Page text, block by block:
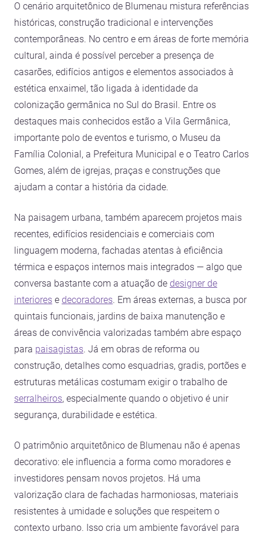
O cenário arquitetônico de Blumenau mistura referências
históricas, construção tradicional e intervenções
contemporâneas. No centro e em áreas de forte memória
cultural, ainda é possível perceber a presença de
casarões, edifícios antigos e elementos associados à
estética enxaimel, tão ligada à identidade da
colonização germânica no Sul do Brasil. Entre os
destaques mais conhecidos estão a Vila Germânica,
importante polo de eventos e turismo, o Museu da
Família Colonial, a Prefeitura Municipal e o Teatro Carlos
Gomes, além de igrejas, praças e construções que
ajudam a contar a história da cidade.
Na paisagem urbana, também aparecem projetos mais
recentes, edifícios residenciais e comerciais com
linguagem moderna, fachadas atentas à eficiência
térmica e espaços internos mais integrados — algo que
conversa bastante com a atuação de designer de
interiores e decoradores. Em áreas externas, a busca por
quintais funcionais, jardins de baixa manutenção e
áreas de convivência valorizadas também abre espaço
para paisagistas. Já em obras de reforma ou
construção, detalhes como esquadrias, gradis, portões e
estruturas metálicas costumam exigir o trabalho de
serralheiros, especialmente quando o objetivo é unir
segurança, durabilidade e estética.
O patrimônio arquitetônico de Blumenau não é apenas
decorativo: ele influencia a forma como moradores e
investidores pensam novos projetos. Há uma
valorização clara de fachadas harmoniosas, materiais
resistentes à umidade e soluções que respeitem o
contexto urbano. Isso cria um ambiente favorável para